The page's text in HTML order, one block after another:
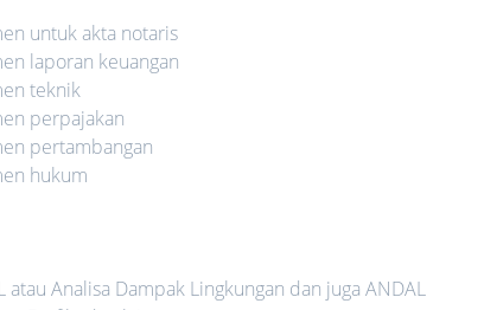
untuk akta notaris
laporan keuangan
teknik
perpajakan
pertambangan
hukum
atau Analisa Dampak Lingkungan dan juga ANDAL